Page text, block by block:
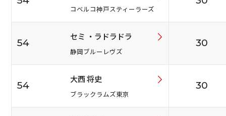
コベルコ神戸スティーラーズ
54
セミ ・ラドラドラ
静岡ブルーレヴズ
30
54
大西 将史
ブラックラムズ東京
30